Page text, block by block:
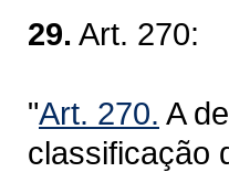
29. Art. 270:
"Art. 270. A
classificação